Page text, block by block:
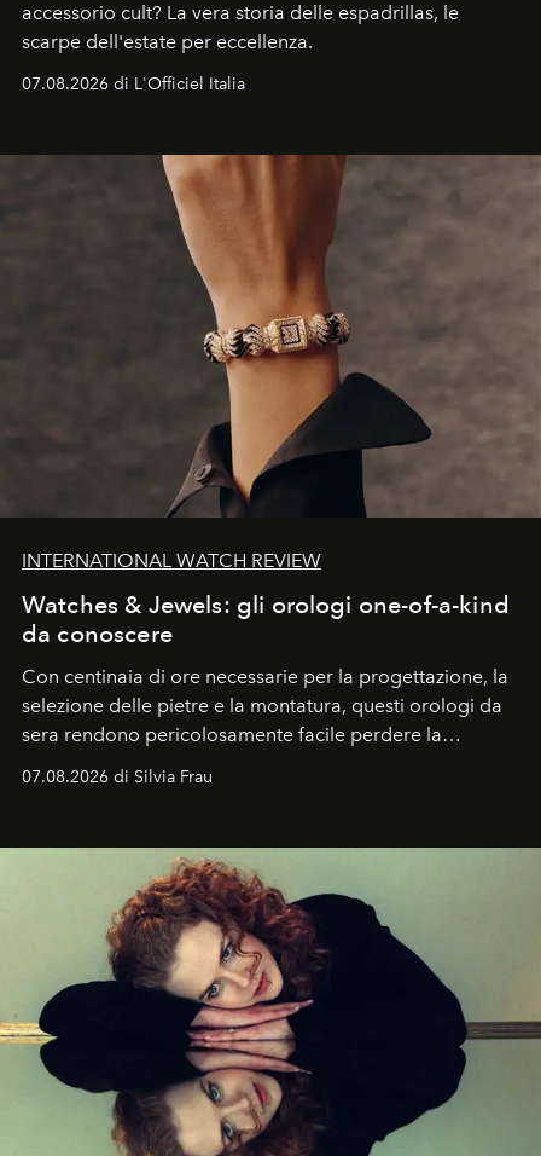
accessorio cult? La vera storia delle espadrillas, le
scarpe dell'estate per eccellenza.
07.08.2026 di L'Officiel Italia
INTERNATIONAL WATCH REVIEW
Watches & Jewels: gli orologi one-of-a-kind
da conoscere
Con centinaia di ore necessarie per la progettazione, la
selezione delle pietre e la montatura, questi orologi da
sera rendono pericolosamente facile perdere la
cognizione del tempo. Ma con quadranti così
07.08.2026 di Silvia Frau